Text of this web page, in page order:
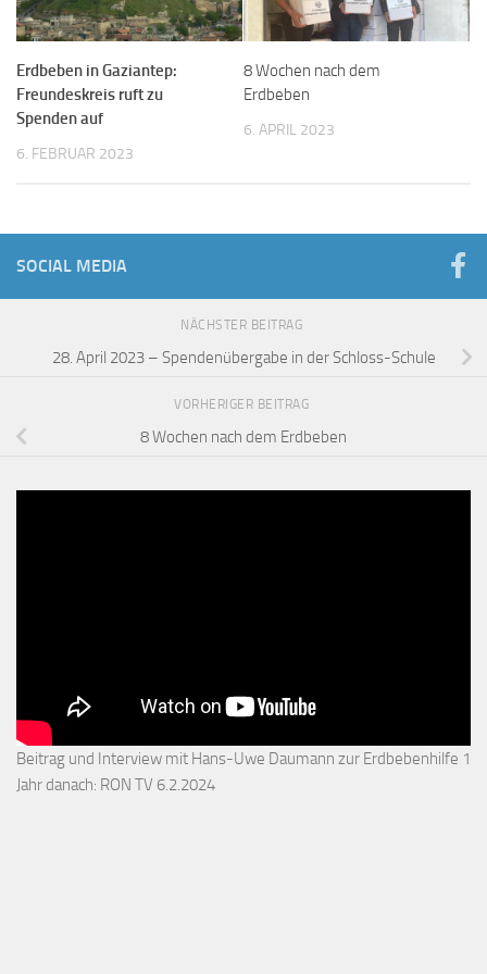
Erdbeben in Gaziantep:
Freundeskreis ruft zu
Spenden auf
6. FEBRUAR 2023
8 Wochen nach dem
Erdbeben
6. APRIL 2023
SOCIAL MEDIA
NÄCHSTER BEITRAG
28. April 2023 – Spendenübergabe in der Schloss-Schule
VORHERIGER BEITRAG
8 Wochen nach dem Erdbeben
Beitrag und Interview mit Hans-Uwe Daumann zur Erdbebenhilfe 1
Jahr danach: RON TV 6.2.2024